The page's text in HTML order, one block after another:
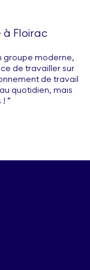
Floirac
groupe moderne,
de travailler sur
de travail
quotidien, mais
”